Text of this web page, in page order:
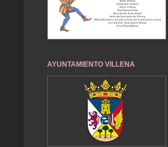
AYUNTAMIENTO VILLENA